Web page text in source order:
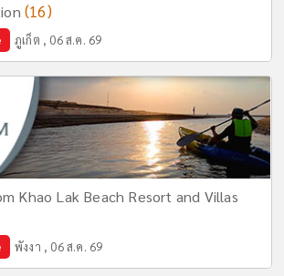
(16)
ภูเก็ต , 06 ส.ค. 69
Khao Lak Beach Resort and Villas
พังงา , 06 ส.ค. 69